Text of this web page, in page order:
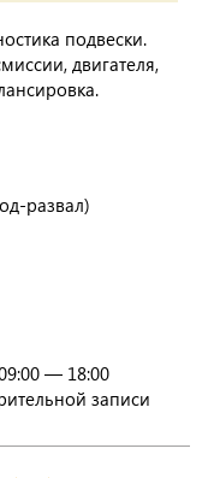
подвески.
двигателя,
развал)
— 18:00
записи